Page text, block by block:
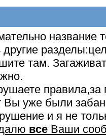
название
другие
там.
правила,за
Вы уже были
и я не
все Ваши